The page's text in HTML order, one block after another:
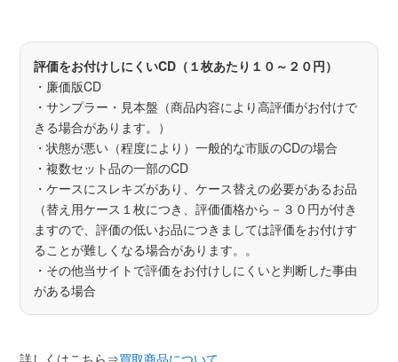
評価をお付けしにくいCD（１枚あたり１０～２０円）
・廉価版CD
・サンプラー・見本盤（商品内容により高評価がお付けで
きる場合があります。）
・状態が悪い（程度により）一般的な市販のCDの場合
・複数セット品の一部のCD
・ケースにスレキズがあり、ケース替えの必要があるお品
（替え用ケース１枚につき、評価価格から－３０円が付き
ますので、評価の低いお品につきましては評価をお付けす
ることが難しくなる場合があります。。
・その他当サイトで評価をお付けしにくいと判断した事由
がある場合
詳しくはこちら⇒買取商品について